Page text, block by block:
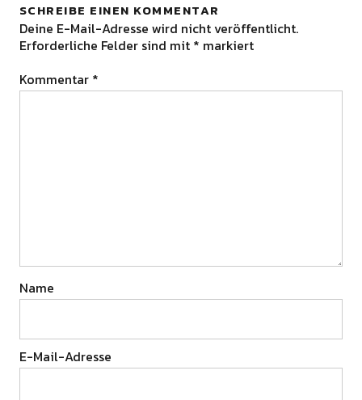
SCHREIBE EINEN KOMMENTAR
Deine E-Mail-Adresse wird nicht veröffentlicht.
Erforderliche Felder sind mit * markiert
Kommentar *
Name
E-Mail-Adresse